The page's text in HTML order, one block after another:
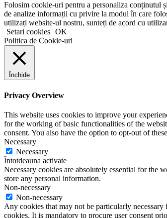
Folosim cookie-uri pentru a personaliza conținutul
de analize informații cu privire la modul în care
utilizați website-ul nostru, sunteți de acord cu
Setari cookies OK
Politica de Cookie-uri
Închide
Privacy Overview
This website uses cookies to improve your
for the working of basic functionalities of the
consent. You also have the option to opt-out of
Necessary
Necessary
Întotdeauna activate
Necessary cookies are absolutely essential for the
store any personal information.
Non-necessary
Non-necessary
Any cookies that may not be particularly necessary
cookies. It is mandatory to procure user consent